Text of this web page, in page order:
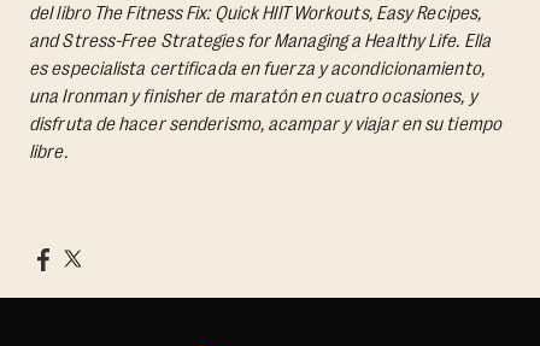
del libro The Fitness Fix: Quick HIIT Workouts, Easy Recipes,
and Stress-Free Strategies for Managing a Healthy Life. Ella
es especialista certificada en fuerza y acondicionamiento,
una Ironman y finisher de maratón en cuatro ocasiones, y
disfruta de hacer senderismo, acampar y viajar en su tiempo
libre.